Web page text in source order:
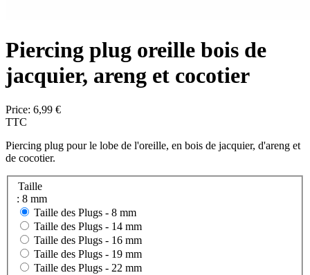
Piercing plug oreille bois de
jacquier, areng et cocotier
Price: 6,99 €
TTC
Piercing plug pour le lobe de l'oreille, en bois de jacquier, d'areng et
de cocotier.
Taille
: 8 mm
Taille des Plugs - 8 mm
Taille des Plugs - 14 mm
Taille des Plugs - 16 mm
Taille des Plugs - 19 mm
Taille des Plugs - 22 mm